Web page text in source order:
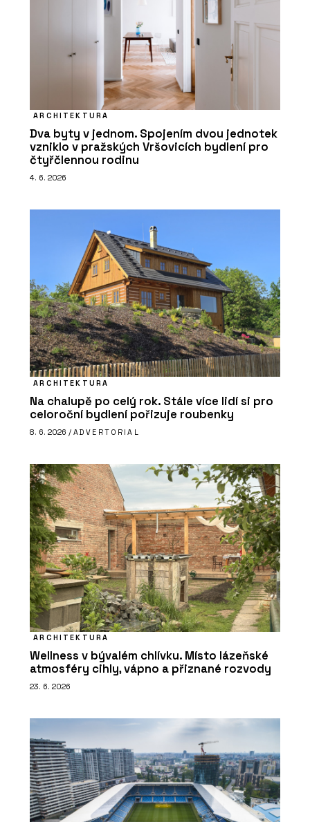
ARCHITEKTURA
Dva byty v jednom. Spojením dvou jednotek
vzniklo v pražských Vršovicích bydlení pro
čtyřčlennou rodinu
4. 6. 2026
ARCHITEKTURA
Na chalupě po celý rok. Stále více lidí si pro
celoroční bydlení pořizuje roubenky
8. 6. 2026 / ADVERTORIAL
ARCHITEKTURA
Wellness v bývalém chlívku. Místo lázeňské
atmosféry cihly, vápno a přiznané rozvody
23. 6. 2026